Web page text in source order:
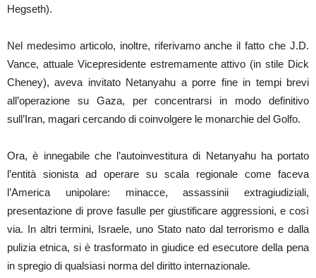
Hegseth).
Nel medesimo articolo, inoltre, riferivamo anche il fatto che J.D.
Vance, attuale Vicepresidente estremamente attivo (in stile Dick
Cheney), aveva invitato Netanyahu a porre fine in tempi brevi
all’operazione su Gaza, per concentrarsi in modo definitivo
sull’Iran, magari cercando di coinvolgere le monarchie del Golfo.
Ora, è innegabile che l’autoinvestitura di Netanyahu ha portato
l’entità sionista ad operare su scala regionale come faceva
l’America unipolare: minacce, assassinii extragiudiziali,
presentazione di prove fasulle per giustificare aggressioni, e così
via. In altri termini, Israele, uno Stato nato dal terrorismo e dalla
pulizia etnica, si è trasformato in giudice ed esecutore della pena
in spregio di qualsiasi norma del diritto internazionale.